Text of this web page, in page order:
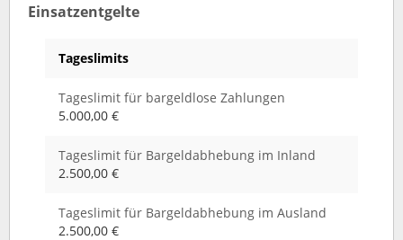
Einsatzentgelte
Tageslimits
Tageslimit für bargeldlose Zahlungen
5.000,00 €
Tageslimit für Bargeldabhebung im Inland
2.500,00 €
Tageslimit für Bargeldabhebung im Ausland
2.500,00 €